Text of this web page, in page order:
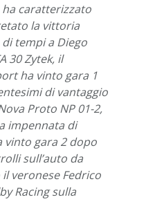
caratterizzato
la vittoria
tempi a Diego
30 Zytek, il
ha vinto gara 1
di vantaggio
Proto NP 01-2,
impennata di
vinto gara 2 dopo
sull’auto da
veronese Fedrico
Racing sulla